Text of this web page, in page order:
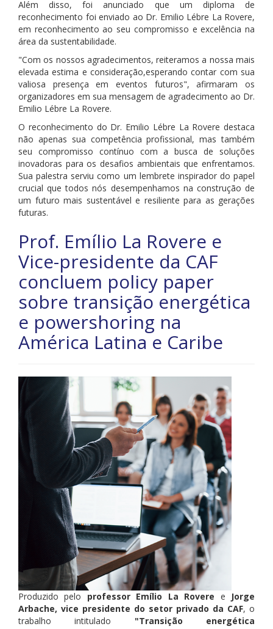
Além disso, foi anunciado que um diploma de
reconhecimento foi enviado ao Dr. Emilio Lébre La Rovere,
em reconhecimento ao seu compromisso e excelência na
área da sustentabilidade.
"Com os nossos agradecimentos, reiteramos a nossa mais
elevada estima e consideração,esperando contar com sua
valiosa presença em eventos futuros", afirmaram os
organizadores em sua mensagem de agradecimento ao Dr.
Emilio Lébre La Rovere.
O reconhecimento do Dr. Emilio Lébre La Rovere destaca
não apenas sua competência profissional, mas também
seu compromisso contínuo com a busca de soluções
inovadoras para os desafios ambientais que enfrentamos.
Sua palestra serviu como um lembrete inspirador do papel
crucial que todos nós desempenhamos na construção de
um futuro mais sustentável e resiliente para as gerações
futuras.
Prof. Emílio La Rovere e
Vice-presidente da CAF
concluem policy paper
sobre transição energética
e powershoring na
América Latina e Caribe
Produzido pelo professor Emílio La Rovere e
Jorge
Arbache, vice presidente do setor privado da CAF, o
trabalho intitulado "Transição energética